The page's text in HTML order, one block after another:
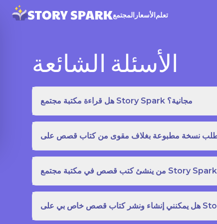
المجتمع الأسعارتعلم
الأسئلة الشائعة
هل قراءة مكتبة مجتمع Story Spark مجانية؟